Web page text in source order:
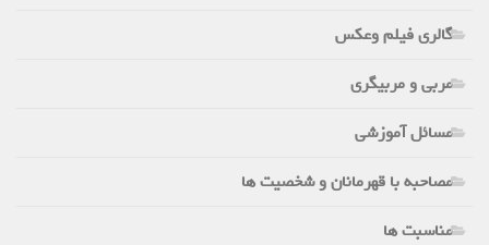
گالری فیلم وعکس
مربی و مربیگری
مسائل آموزشی
مصاحبه با قهرمانان و شخصیت ها
مناسبت ها